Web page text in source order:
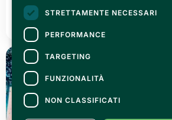
LEGGI TUTTO
STRETTAMENTE NECESSARI
PERFORMANCE
TARGETING
FUNZIONALITÀ
NON CLASSIFICATI